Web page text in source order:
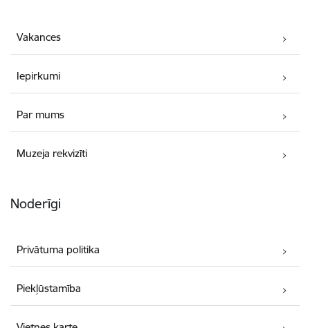
Vakances
Iepirkumi
Par mums
Muzeja rekvizīti
Noderīgi
Privātuma politika
Piekļūstamība